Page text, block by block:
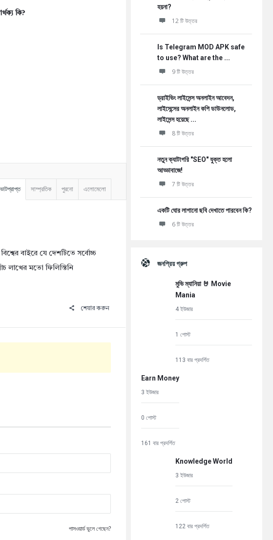
কি?
সাম্প্রতিক পুরনো এলোমেলো
বাইরে যে দেশটিতে সর্বোচ্চ
লাখের মতো ফিলিস্তিনি
শেয়ার করুন
পাসওয়ার্ড ভুলে গেছেন?
হয়না?
12 টি উত্তর
Is Telegram MOD APK safe
to use? What are the ...
9 টি উত্তর
ড্রাইভিং লাইসেন্স অনলাইন আবেদন,
লাইসেন্সের অনলাইন কপি ডাউনলোড,
লাইসেন্স হয়েছে ...
8 টি উত্তর
নতুন ক্যাটাগরি "SEO" যুক্ত হলো
আড্ডাবাজে!
7 টি উত্তর
একটি ঘোর লাগানো ছবি দেখাতে পারবেন কি?
6 টি উত্তর
জনপ্রিয় গ্রুপ
মুভি ম্যানিয়া 🤘 Movie
Mania
4 ইউজার
1 পোস্ট
113 বার প্রদর্শিত
Earn Money
3 ইউজার
0 পোস্ট
161 বার প্রদর্শিত
Knowledge World
3 ইউজার
2 পোস্ট
122 বার প্রদর্শিত